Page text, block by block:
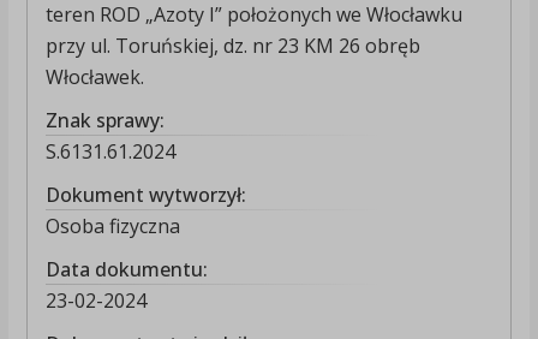
teren ROD „Azoty I” położonych we Włocławku
przy ul. Toruńskiej, dz. nr 23 KM 26 obręb
Włocławek.
Znak sprawy:
S.6131.61.2024
Dokument wytworzył:
Osoba fizyczna
Data dokumentu:
23-02-2024